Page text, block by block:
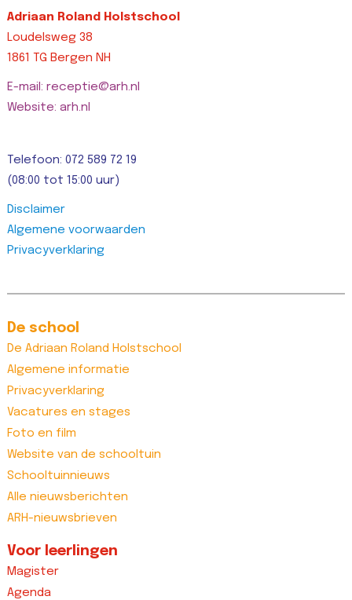
Adriaan Roland Holstschool
Loudelsweg 38
1861 TG Bergen NH
E-mail: receptie@arh.nl
Website: arh.nl
Telefoon: 072 589 72 19
(08:00 tot 15:00 uur)
Disclaimer
Algemene voorwaarden
Privacyverklaring
De school
De Adriaan Roland Holstschool
Algemene informatie
Privacyverklaring
Vacatures en stages
Foto en film
Website van de schooltuin
Schooltuinnieuws
Alle nieuwsberichten
ARH-nieuwsbrieven
Voor leerlingen
Magister
Agenda